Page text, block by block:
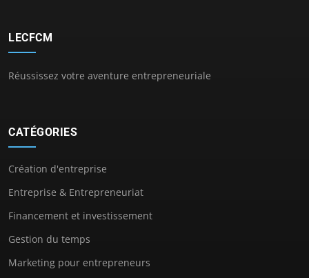
LECFCM
Réussissez votre aventure entrepreneuriale
CATÉGORIES
Création d'entreprise
Entreprise & Entrepreneuriat
Financement et investissement
Gestion du temps
Marketing pour entrepreneurs